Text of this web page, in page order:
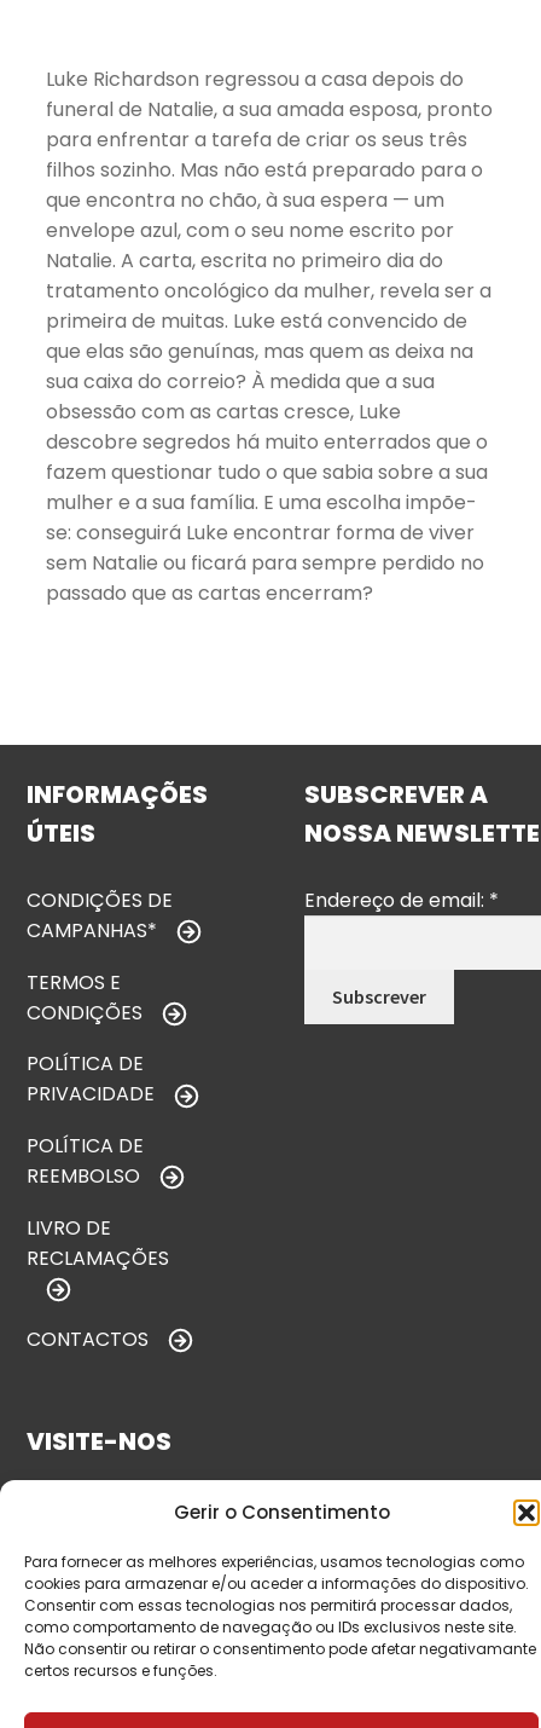
Gerir o Consentimento
Para fornecer as melhores experiências, usamos tecnologias como
cookies para armazenar e/ou aceder a informações do dispositivo.
Consentir com essas tecnologias nos permitirá processar dados,
como comportamento de navegação ou IDs exclusivos neste site.
Não consentir ou retirar o consentimento pode afetar negativamante
certos recursos e funções.
Luke Richardson regressou a casa depois do
funeral de Natalie, a sua amada esposa, pronto
para enfrentar a tarefa de criar os seus três
filhos sozinho. Mas não está preparado para o
que encontra no chão, à sua espera — um
envelope azul, com o seu nome escrito por
Natalie. A carta, escrita no primeiro dia do
tratamento oncológico da mulher, revela ser a
primeira de muitas. Luke está convencido de
que elas são genuínas, mas quem as deixa na
sua caixa do correio? À medida que a sua
obsessão com as cartas cresce, Luke
descobre segredos há muito enterrados que o
fazem questionar tudo o que sabia sobre a sua
mulher e a sua família. E uma escolha impõe-
se: conseguirá Luke encontrar forma de viver
sem Natalie ou ficará para sempre perdido no
passado que as cartas encerram?
INFORMAÇÕES
ÚTEIS
CONDIÇÕES DE
CAMPANHAS*
TERMOS E
CONDIÇÕES
POLÍTICA DE
PRIVACIDADE
POLÍTICA DE
REEMBOLSO
LIVRO DE
RECLAMAÇÕES
CONTACTOS
SUBSCREVER A
NOSSA
Endereço de email: *
VISITE-NOS
© Copyright 2026 Saída de Emergência. Todos os
direitos reservados.